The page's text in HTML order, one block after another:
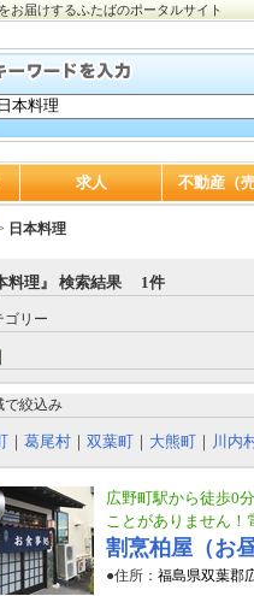
お届けするふたばのポータルサイト
求人 不動産（
日本料理
料理』 検索結果 1件
リー
｜
絞込み
｜ 葛尾村 ｜ 双葉町 ｜ 大熊町 ｜ 川内
広野町駅から徒歩0
ことがありません！
割烹柏屋（お
●住所： 福島県双葉郡